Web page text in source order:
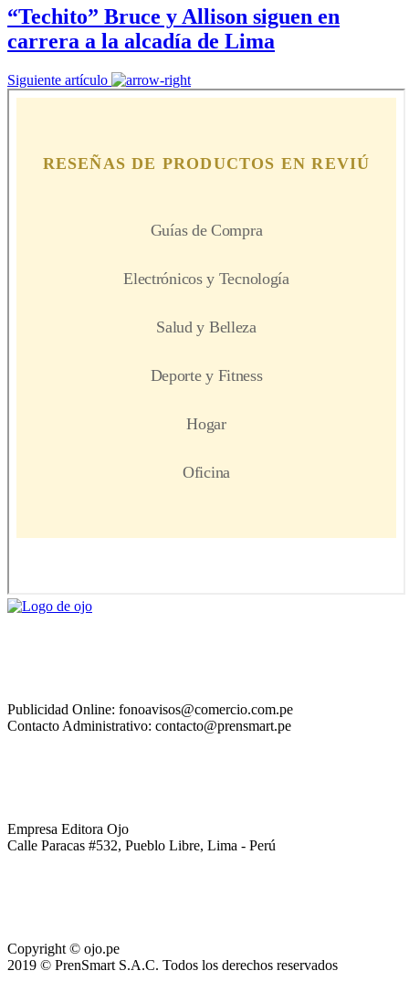
“Techito” Bruce y Allison siguen en
carrera a la alcadía de Lima
Siguiente artículo
Publicidad Online: fonoavisos@comercio.com.pe
Contacto Administrativo: contacto@prensmart.pe
Empresa Editora Ojo
Calle Paracas #532, Pueblo Libre, Lima - Perú
Copyright © ojo.pe
2019 © PrenSmart S.A.C. Todos los derechos reservados